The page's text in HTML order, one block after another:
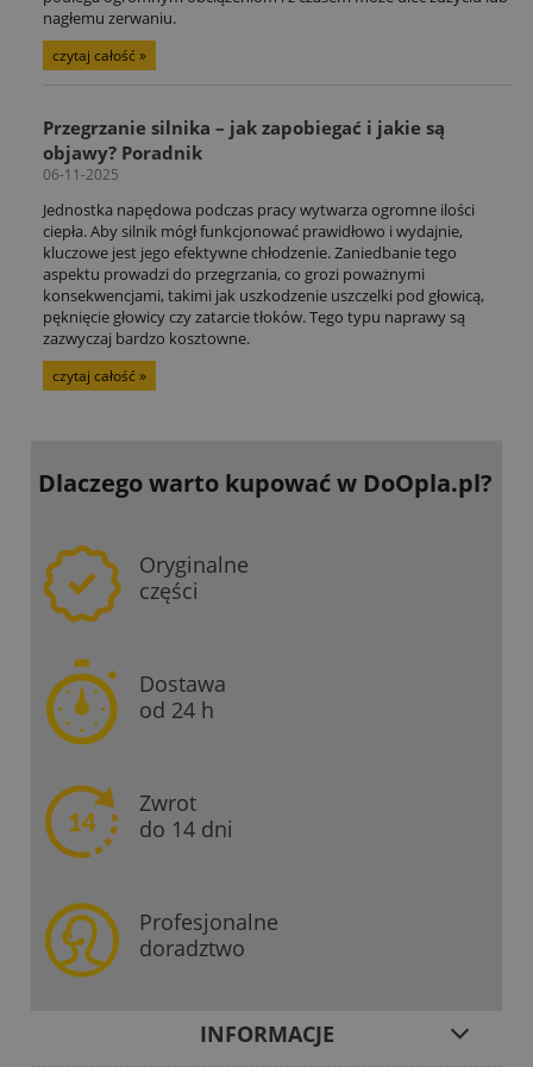
nagłemu zerwaniu.
czytaj całość »
Przegrzanie silnika – jak zapobiegać i jakie są
objawy? Poradnik
06-11-2025
Jednostka napędowa podczas pracy wytwarza ogromne ilości
ciepła. Aby silnik mógł funkcjonować prawidłowo i wydajnie,
kluczowe jest jego efektywne chłodzenie. Zaniedbanie tego
aspektu prowadzi do przegrzania, co grozi poważnymi
konsekwencjami, takimi jak uszkodzenie uszczelki pod głowicą,
pęknięcie głowicy czy zatarcie tłoków. Tego typu naprawy są
zazwyczaj bardzo kosztowne.
czytaj całość »
Dlaczego warto kupowaćw DoOpla.pl?
Oryginalne
części
Dostawa
od 24 h
Zwrot
do 14 dni
Profesjonalne
doradztwo
INFORMACJE